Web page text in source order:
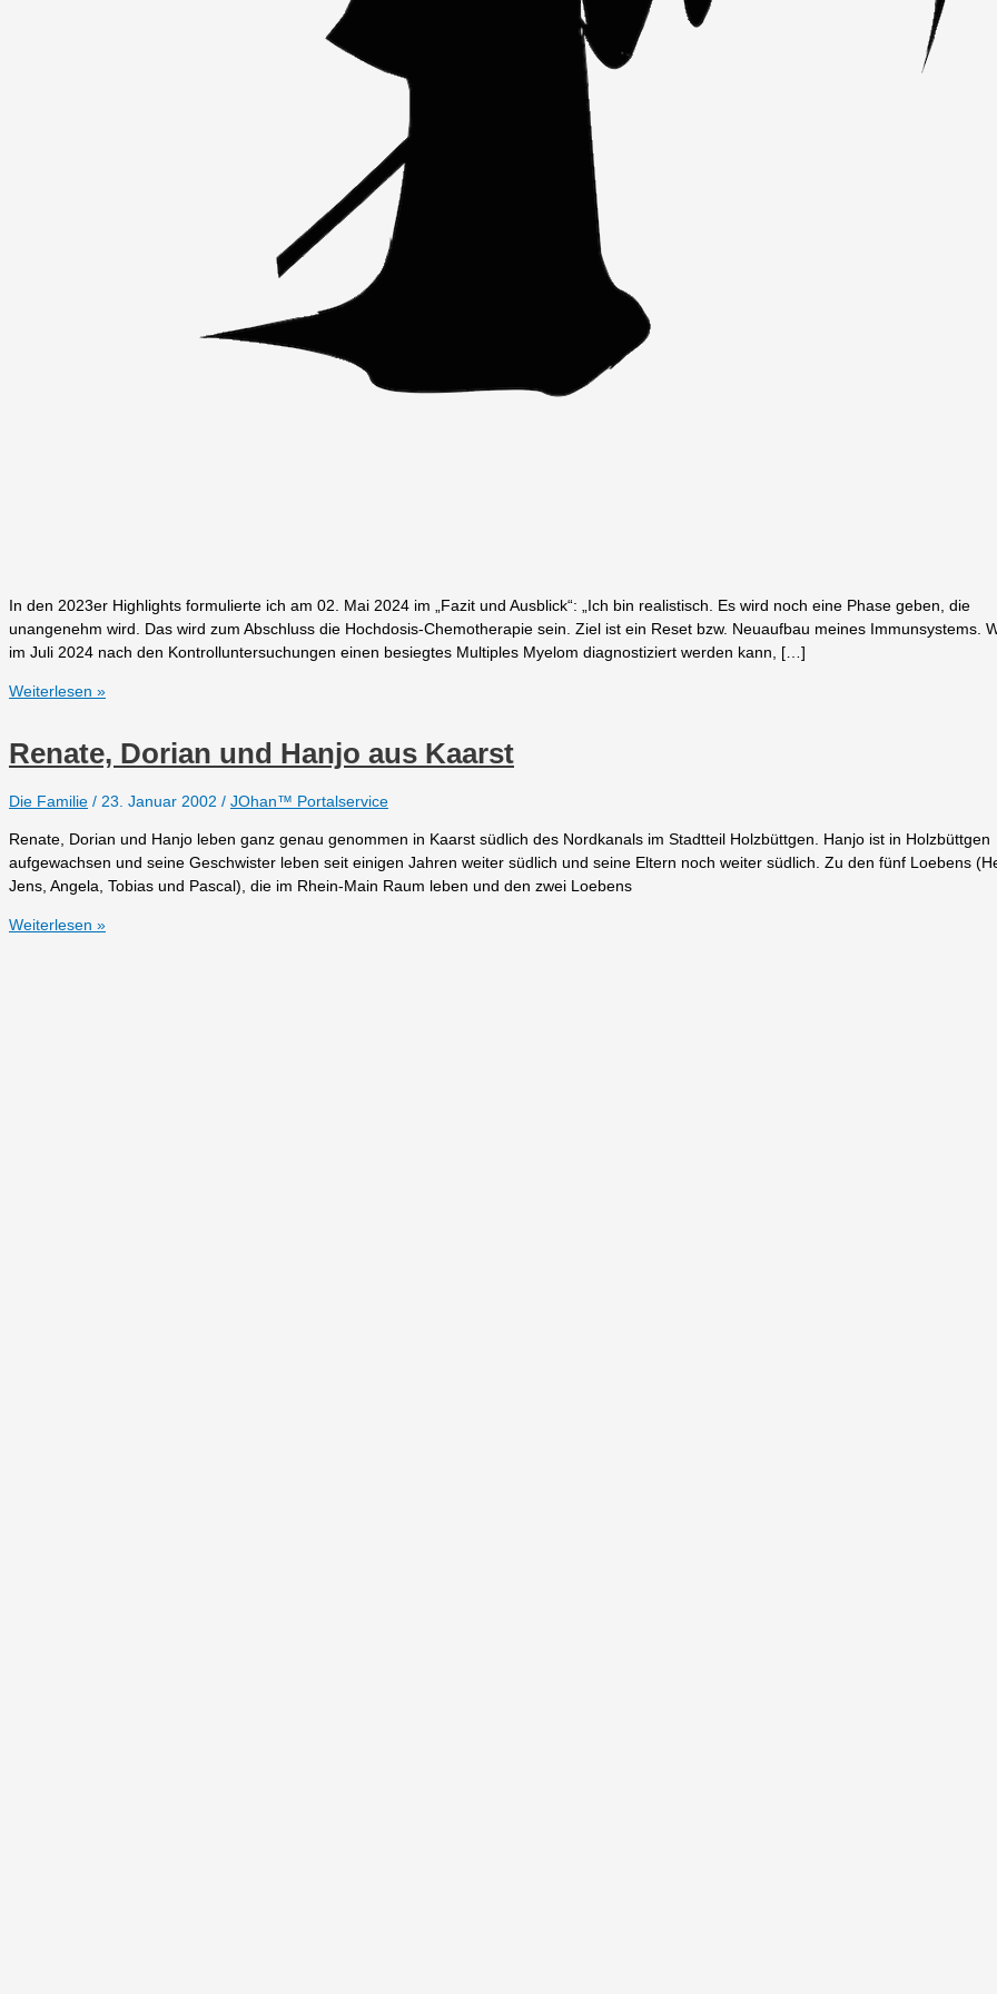
In den 2023er Highlights formulierte ich am 02. Mai 2024 im „Fazit und Ausblick“: „Ich bin realistisch. Es wird noch eine Phase geben, die
unangenehm wird. Das wird zum Abschluss die Hochdosis-Chemotherapie sein. Ziel ist ein Reset bzw. Neuaufbau meines Immunsystems.
im Juli 2024 nach den Kontrolluntersuchungen einen besiegtes Multiples Myelom diagnostiziert werden kann, […]
2024er
Weiterlesen »
Renate, Dorian und Hanjo aus Kaarst
Die Familie / 23. Januar 2002 / JOhan™ Portalservice
Renate, Dorian und Hanjo leben ganz genau genommen in Kaarst südlich des Nordkanals im Stadtteil Holzbüttgen. Hanjo ist in Holzbüttgen
aufgewachsen und seine Geschwister leben seit einigen Jahren weiter südlich und seine Eltern noch weiter südlich. Zu den fünf Loebens
Jens, Angela, Tobias und Pascal), die im Rhein-Main Raum leben und den zwei Loebens
Renate,
Weiterlesen »